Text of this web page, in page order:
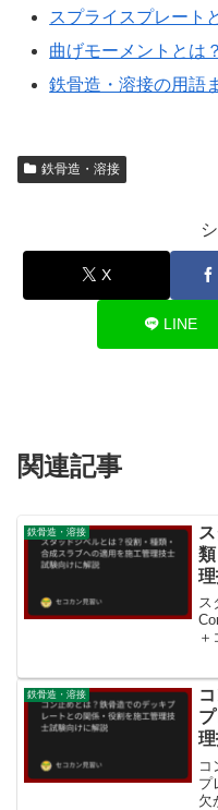
スプライスプレート
曲げモーメントとは？
鉄骨造・溶接の用語
鉄骨造・溶接
X
LINE
関連記事
鉄骨造・溶接
ス
造
ス
鉄骨造・溶接
コ
プ
欠